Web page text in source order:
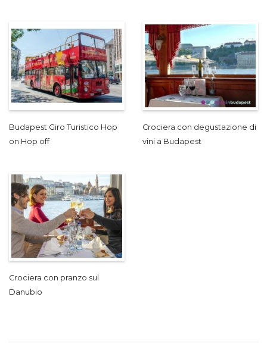
Budapest Giro Turistico Hop
on Hop off
Crociera con degustazione di
vini a Budapest
Crociera con pranzo sul
Danubio